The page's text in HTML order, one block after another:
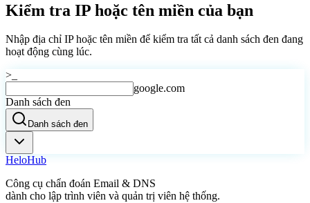
Kiểm tra IP hoặc tên miền của bạn
Nhập địa chỉ IP hoặc tên miền để kiểm tra tất cả danh sách đen đang
hoạt động cùng lúc.
>_
google.com
Danh sách đen
Danh sách đen
HeloHub
Công cụ chẩn đoán Email & DNS
dành cho lập trình viên và quản trị viên hệ thống.